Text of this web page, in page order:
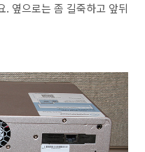
. 옆으로는 좀 길죽하고 앞뒤